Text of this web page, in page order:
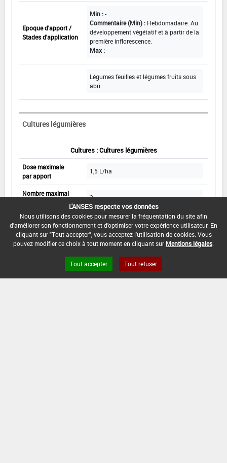
Epoque d'apport /
Stades d'application
Min :-
Commentaire (Min) : Hebdomadaire. Au
développement végétatif et à partir de la
première inflorescence.
Max :-
Légumes feuilles et légumes fruits sous
abri
Cultures légumières
Cultures : Cultures légumières
Dose maximale
par apport
1,5 L/ha
Nombre maximal
3
Volume
de dilution
1 000 à 1 200 L
pulvérisation foliaire
L'ANSES respecte vos données
Nous utilisons des cookies pour mesurer la fréquentation du site afin
d'améliorer son fonctionnement et d'optimiser votre expérience utilisateur. En
cliquant sur "Tout accepter", vous acceptez l'utilisation de cookies. Vous
pouvez modifier ce choix à tout moment en cliquant sur Mentions légales
Tout accepter Tout refuser